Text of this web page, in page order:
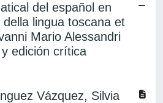
del español en
lingua toscana et
Mario Alessandri
y edición crítica
Vázquez, Silvia